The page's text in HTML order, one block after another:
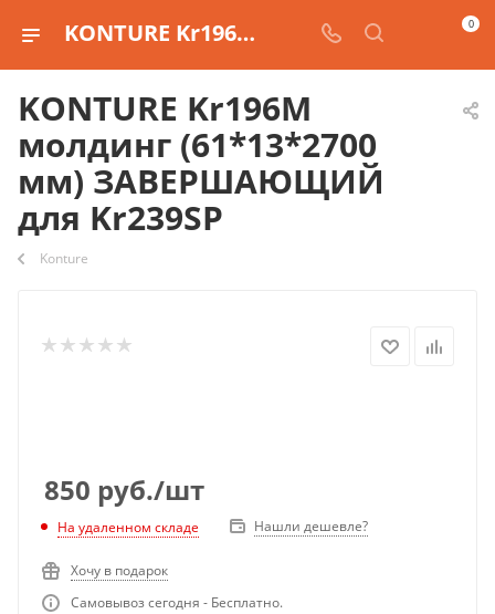
KONTURE Kr196M молдинг (61*13*2700 мм) ЗАВЕРШАЮЩИЙ для Kr239SP 0
KONTURE Kr196M
молдинг (61*13*2700
мм) ЗАВЕРШАЮЩИЙ
для Kr239SP
Konture
850 руб./шт
На удаленном складе Нашли дешевле?
Хочу в подарок
Самовывоз сегодня - Бесплатно.